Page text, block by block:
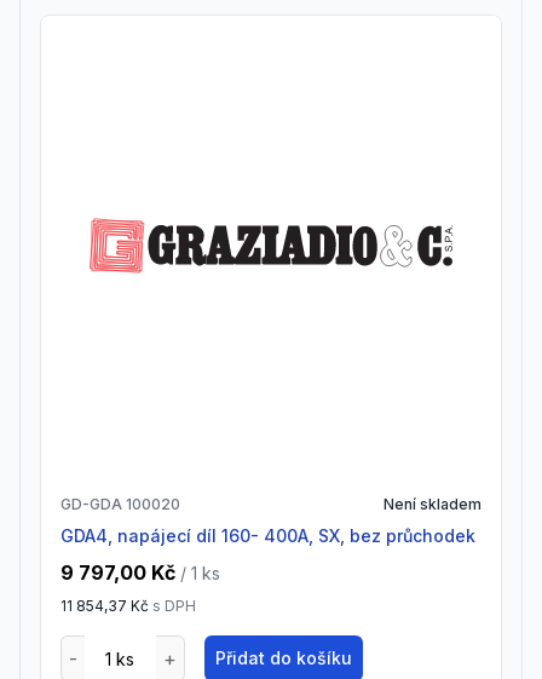
GD-GDA 100020 Není skladem
GDA4, napájecí díl 160- 400A, SX, bez průchodek
9 797,00 Kč / 1 ks
11 854,37 Kč s DPH
Přidat do košíku